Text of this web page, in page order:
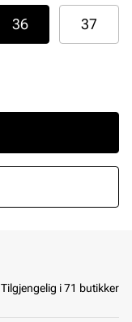
36 37
Tilgjengelig i 71 butikker